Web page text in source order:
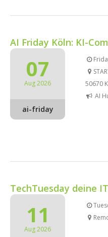
AI Friday Köln: KI-
07
Aug 2026
ai-friday
50670
AI
TechTuesday deine
11
Aug 2026